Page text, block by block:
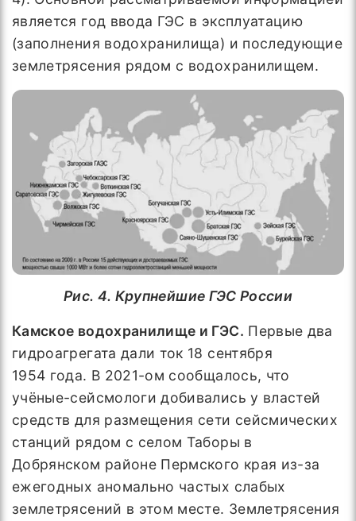
является год ввода ГЭС в эксплуатацию
(заполнения водохранилища) и последующие
землетрясения рядом с водохранилищем.
Рис. 4. Крупнейшие ГЭС России
Камское водохранилище и ГЭС. Первые два
гидроагрегата дали ток 18 сентября
1954 года. В 2021-ом сообщалось, что
учёные-сейсмологи добивались у властей
средств для размещения сети сейсмических
станций рядом с селом Таборы в
Добрянском районе Пермского края из-за
ежегодных аномально частых слабых
землетрясений в этом месте. Землетрясения